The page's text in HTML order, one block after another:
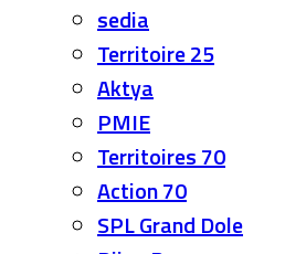
sedia
Territoire 25
Aktya
PMIE
Territoires 70
Action 70
SPL Grand Dole